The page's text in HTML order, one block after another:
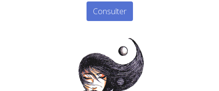
Consulter